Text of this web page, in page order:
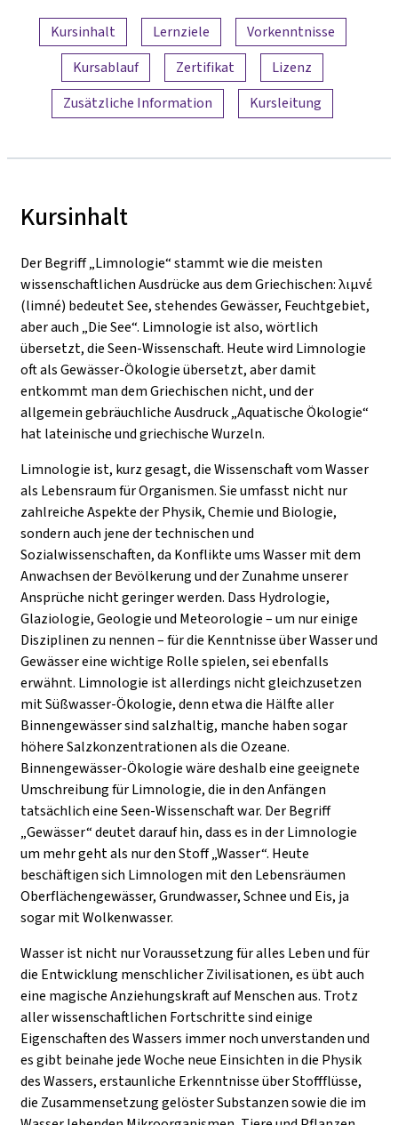
Inhaltsübersicht
Kursinhalt Lernziele
Vorkenntnisse
Kursablauf
Zertifikat
Lizenz
Zusätzliche Information
Kursleitung
Kursinhalt
Der Begriff „Limnologie“ stammt wie die meisten
wissenschaftlichen Ausdrücke aus dem Griechischen: λιμνέ
(limné) bedeutet See, stehendes Gewässer, Feuchtgebiet,
aber auch „Die See“. Limnologie ist also, wörtlich
übersetzt, die Seen-Wissenschaft. Heute wird Limnologie
oft als Gewässer-Ökologie übersetzt, aber damit
entkommt man dem Griechischen nicht, und der
allgemein gebräuchliche Ausdruck „Aquatische Ökologie“
hat lateinische und griechische Wurzeln.
Limnologie ist, kurz gesagt, die Wissenschaft vom Wasser
als Lebensraum für Organismen. Sie umfasst nicht nur
zahlreiche Aspekte der Physik, Chemie und Biologie,
sondern auch jene der technischen und
Sozialwissenschaften, da Konflikte ums Wasser mit dem
Anwachsen der Bevölkerung und der Zunahme unserer
Ansprüche nicht geringer werden. Dass Hydrologie,
Glaziologie, Geologie und Meteorologie – um nur einige
Disziplinen zu nennen – für die Kenntnisse über Wasser und
Gewässer eine wichtige Rolle spielen, sei ebenfalls
erwähnt. Limnologie ist allerdings nicht gleichzusetzen
mit Süßwasser-Ökologie, denn etwa die Hälfte aller
Binnengewässer sind salzhaltig, manche haben sogar
höhere Salzkonzentrationen als die Ozeane.
Binnengewässer-Ökologie wäre deshalb eine geeignete
Umschreibung für Limnologie, die in den Anfängen
tatsächlich eine Seen-Wissenschaft war. Der Begriff
„Gewässer“ deutet darauf hin, dass es in der Limnologie
um mehr geht als nur den Stoff „Wasser“. Heute
beschäftigen sich Limnologen mit den Lebensräumen
Oberflächengewässer, Grundwasser, Schnee und Eis, ja
sogar mit Wolkenwasser.
Wasser ist nicht nur Voraussetzung für alles Leben und für
die Entwicklung menschlicher Zivilisationen, es übt auch
eine magische Anziehungskraft auf Menschen aus. Trotz
aller wissenschaftlichen Fortschritte sind einige
Eigenschaften des Wassers immer noch unverstanden und
es gibt beinahe jede Woche neue Einsichten in die Physik
des Wassers, erstaunliche Erkenntnisse über Stoffflüsse,
die Zusammensetzung gelöster Substanzen sowie die im